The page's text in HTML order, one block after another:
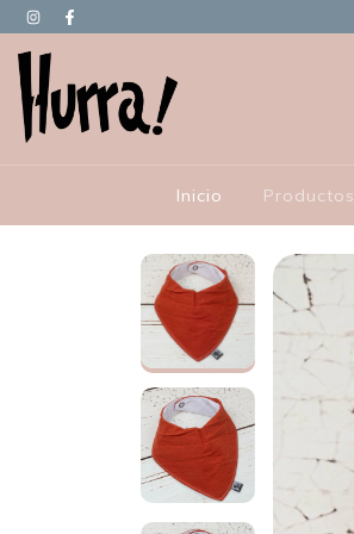
EN ADELANTE TIENEN REGALO
Inicio Productos